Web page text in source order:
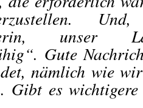
Gute
, nämlich wie
Gibt es